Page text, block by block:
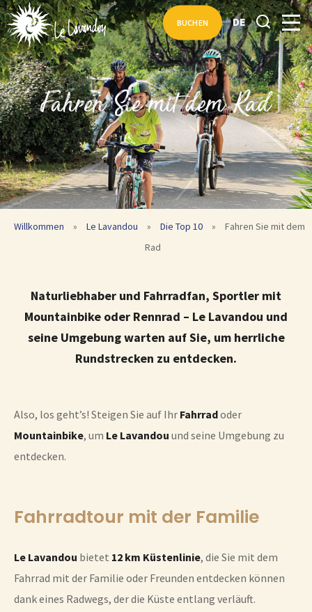
BUCHEN DE
Fahren Sie mit dem Rad
Willkommen » Le Lavandou » Die Top 10 »
Fahren Sie mit dem
Rad
Naturliebhaber und Fahrradfan, Sportler mit
Mountainbike oder Rennrad – Le Lavandou und
seine Umgebung warten auf Sie, um herrliche
Rundstrecken zu entdecken.
Also, los geht’s! Steigen Sie auf Ihr Fahrradoder
Mountainbike, um Le Lavandou und seine Umgebung zu
entdecken.
Fahrradtour mit der Familie
Le Lavandou bietet 12 km Küstenlinie, die Sie mit dem
Fahrrad mit der Familie oder Freunden entdecken können
dank eines Radwegs, der die Küste entlang verläuft.